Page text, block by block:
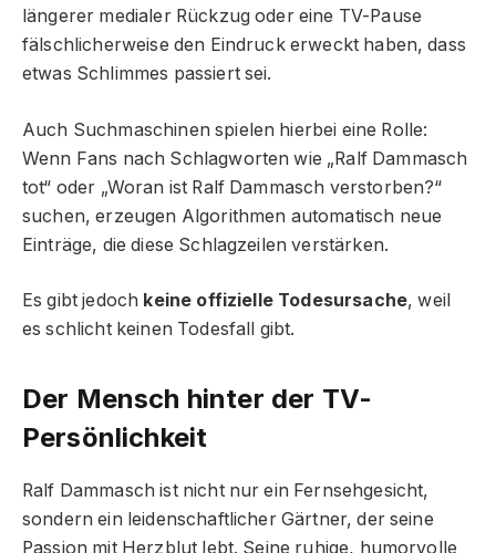
längerer medialer Rückzug oder eine TV-Pause
fälschlicherweise den Eindruck erweckt haben, dass
etwas Schlimmes passiert sei.
Auch Suchmaschinen spielen hierbei eine Rolle:
Wenn Fans nach Schlagworten wie „Ralf Dammasch
tot“ oder „Woran ist Ralf Dammasch verstorben?“
suchen, erzeugen Algorithmen automatisch neue
Einträge, die diese Schlagzeilen verstärken.
Es gibt jedoch keine offizielle Todesursache, weil
es schlicht keinen Todesfall gibt.
Der Mensch hinter der TV-
Persönlichkeit
Ralf Dammasch ist nicht nur ein Fernsehgesicht,
sondern ein leidenschaftlicher Gärtner, der seine
Passion mit Herzblut lebt. Seine ruhige, humorvolle